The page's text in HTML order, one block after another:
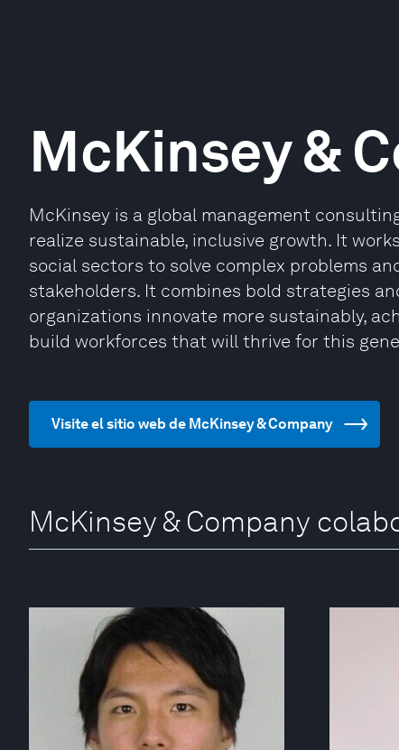
McKinsey &
McKinsey is a global management
realize sustainable, inclusive growth. It
social sectors to solve complex problems
stakeholders. It combines bold strategies
organizations innovate more sustainably,
build workforces that will thrive for this
Visite el sitio web de McKinsey & Company
McKinsey & Company